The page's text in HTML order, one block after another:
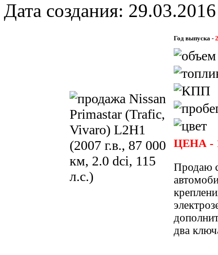
Дата создания: 29.03.2016
Год выпуска -
ЦЕНА -
Продаю
два